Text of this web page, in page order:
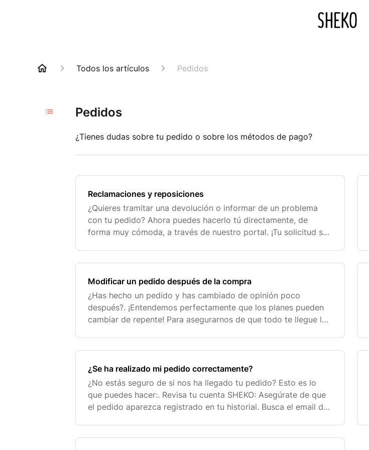
Todos los artículos Pedidos
Pedidos
¿Tienes dudas sobre tu pedido o sobre los métodos de pago?
Reclamaciones y reposiciones
¿Quieres tramitar una devolución o informar de un problema
con tu pedido? Ahora puedes hacerlo tú directamente, de
forma muy cómoda, a través de nuestro portal. ¡Tu solicitud se
Modificar un pedido después de la compra
¿Has hecho un pedido y has cambiado de opinión poco
después?. ¡Entendemos perfectamente que los planes pueden
cambiar de repente! Para asegurarnos de que todo te llegue lo
¿Se ha realizado mi pedido correctamente?
¿No estás seguro de si nos ha llegado tu pedido? Esto es lo
que puedes hacer:. Revisa tu cuenta SHEKO: Asegúrate de que
el pedido aparezca registrado en tu historial. Busca el email de